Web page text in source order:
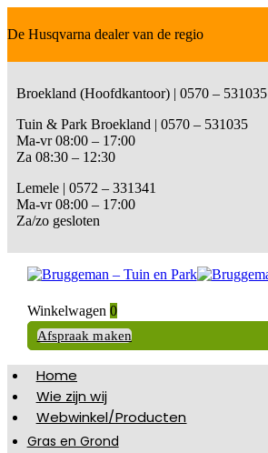
De Husqvarna dealer van de regio
Broekland (Hoofdkantoor) | 0570 – 531035
Tuin & Park Broekland | 0570 – 531035
Ma-vr 08:00 – 17:00
Za 08:30 – 12:30
Lemele | 0572 – 331341
Ma-vr 08:00 – 17:00
Za/zo gesloten
Winkelwagen 0
Afspraak maken
Home
Wie zijn wij
Webwinkel/Producten
Gras en Grond